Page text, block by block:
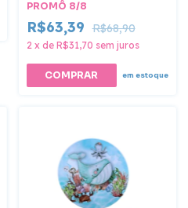
PROMÔ 8/8
R$63,39 R$68,90
2 x de R$31,70 sem juros
em estoque